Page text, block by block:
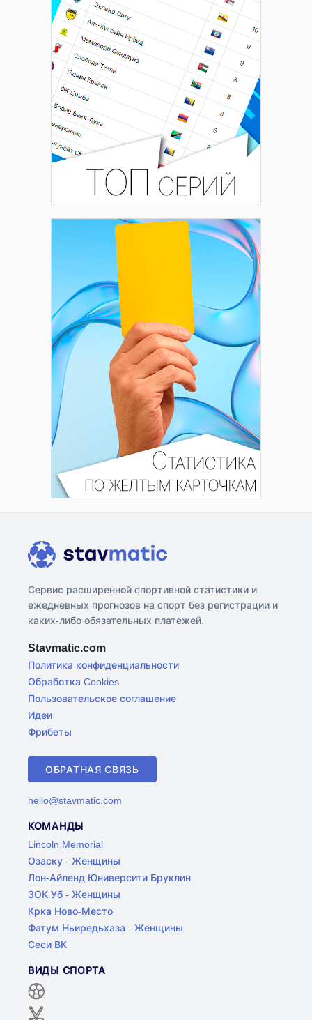
Сервис расширенной спортивной статистики и
ежедневных прогнозов на спорт без регистрации и
каких-либо обязательных платежей.
Stavmatic.com
Политика конфиденциальности
Обработка Cookies
Пользовательское соглашение
Идеи
Фрибеты
ОБРАТНАЯ СВЯЗЬ
hello@stavmatic.com
КОМАНДЫ
Lincoln Memorial
Озаску - Женщины
Лон-Айленд Юниверсити Бруклин
ЗОК Уб - Женщины
Крка Ново-Место
Фатум Ньиредьхаза - Женщины
Сеси ВК
ВИДЫ СПОРТА